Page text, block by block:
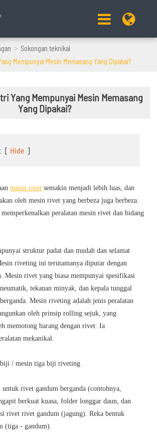
Sokongan teknikal
Mempunyai Mesin Memasang Yang Dipakai?
Yang Mempunyai Mesin Memasang
Yang Dipakai?
[ Hide ]
mesin rivet semakin menjadi lebih luas, dan
oleh mesin rivet yang berbeza juga berbeza.
memperkenalkan peralatan mesin rivet dan bidang
struktur padat dan mudah dan selamat
riveting ini terutamanya diputar dengan
Mesin rivet yang biasa mempunyai spesifikasi
tekanan minyak, dan kepala tunggal
Mesin riveting adalah jenis peralatan
oleh prinsip rolling sejuk, yang
memotong barang dengan rivet. Ia
mekanikal.
/ mesin tiga biji riveting
untuk rivet gandum berganda (contohnya,
berkuat kuasa, folder longgar daun, dan
rivet rivet gandum (jagung). Reka bentuk
(tiga - gandum).